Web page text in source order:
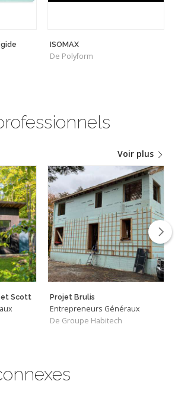
ISOMAX
De Polyform
Voir plus
et Scott Projet Brulis
Entrepreneurs Généraux
De Groupe Habitech